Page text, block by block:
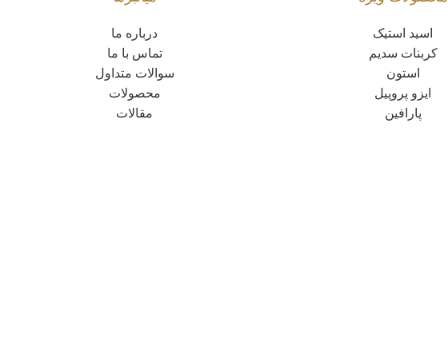
درباره ما
تماس با ما
سوالات متداول
محصولات
مقالات
اسید استیک
کربنات سدیم
استون
ایزو پروپیل
پارافین